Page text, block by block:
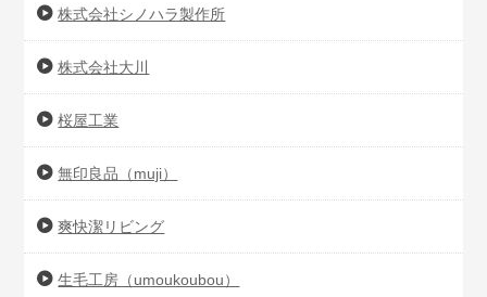
株式会社シノハラ製作所
株式会社大川
桜屋工業
無印良品（muji）
爽快潔リビング
生毛工房（umoukoubou）